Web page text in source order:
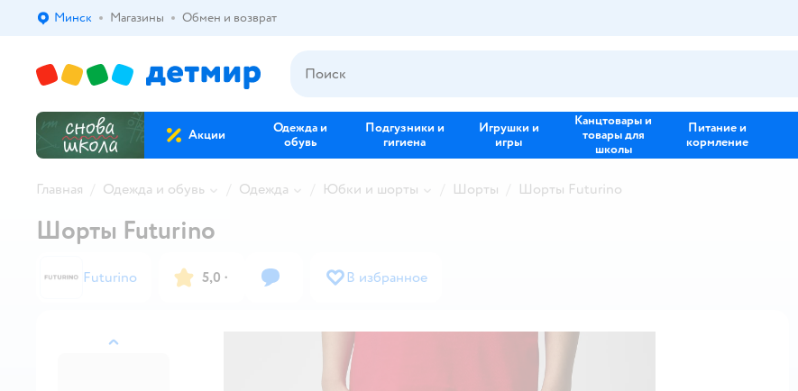
Выбор адреса доставки.
Минск Магазины Обмен и возврат
Акции
Одежда и
обувь
Подгузники и
гигиена
Игрушки и
игры
Канцтовары и
товары для
школы
Питание и
кормление
Главная Одежда и обувь Одежда Юбки и шорты Шорты Шорты Futurino
назад
Шорты Futurino
Futurino 5,0 · В избранное